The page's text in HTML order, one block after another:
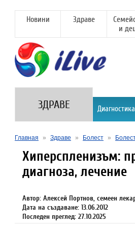
Новини Здраве
и
ЗДРАВЕ Диагностика
Главная » Здраве » Болест »
Хиперспленизъм:
диагноза, лечение
Автор: Алексей Портнов, семеен
Дата на създаване: 13.06.2012
Последен преглед: 27.10.2025